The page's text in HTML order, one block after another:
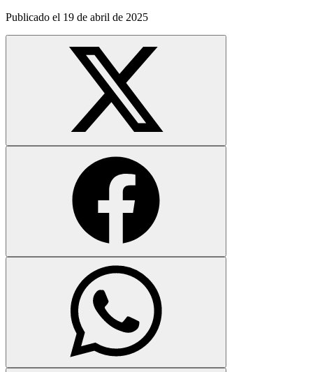
Publicado el 19 de abril de 2025